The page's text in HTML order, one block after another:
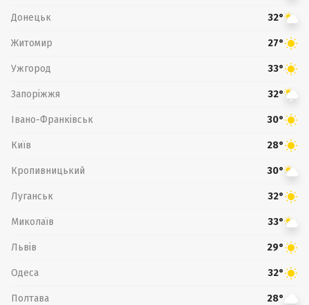
Донецьк 32°
Житомир 27°
Ужгород 33°
Запоріжжя 32°
Івано-Франківськ 30°
Київ 28°
Кропивницький 30°
Луганськ 32°
Миколаїв 33°
Львів 29°
Одеса 32°
Полтава 28°